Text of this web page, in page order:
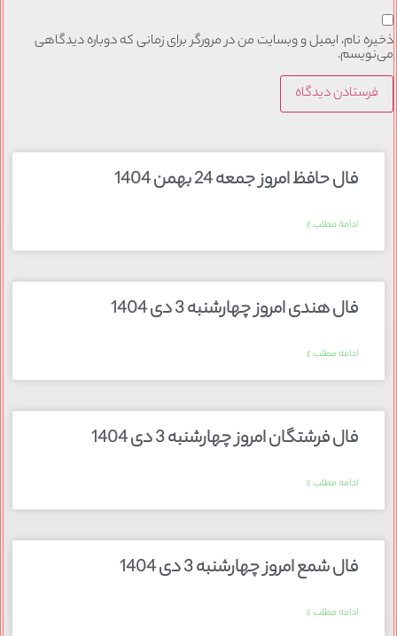
ذخیره نام، ایمیل و وبسایت من در مرورگر برای زمانی که دوباره دیدگاهی
می‌نویسم.
فال حافظ امروز جمعه 24 بهمن 1404
ادامه مطلب »
فال هندی امروز چهارشنبه 3 دی 1404
ادامه مطلب »
فال فرشتگان امروز چهارشنبه 3 دی 1404
ادامه مطلب »
فال شمع امروز چهارشنبه 3 دی 1404
ادامه مطلب »